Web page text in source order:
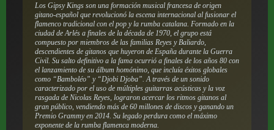
Los Gipsy Kings son una formación musical francesa de origen
gitano-español que revolucionó la escena internacional al fusionar el
flamenco tradicional con el pop y la rumba catalana. Formado en la
ciudad de Arlés a finales de la década de 1970, el grupo está
compuesto por miembros de las familias Reyes y Baliardo,
descendientes de gitanos que huyeron de España durante la Guerra
Civil. Su salto definitivo a la fama ocurrió a finales de los años 80 con
el lanzamiento de su álbum homónimo, que incluía éxitos globales
como “Bamboléo” y “Djobi Djoba”. A través de un sonido
caracterizado por el uso de múltiples guitarras acústicas y la voz
rasgada de Nicolas Reyes, lograron acercar los ritmos gitanos al
gran público, vendiendo más de 60 millones de discos y ganando un
Premio Grammy en 2014. Su legado perdura como el máximo
exponente de la rumba flamenca moderna.